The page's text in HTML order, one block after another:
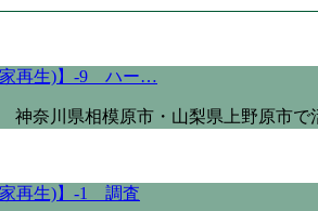
家再生)】-9 ハー…
神奈川県相模原市・山梨県上野原市
家再生)】-1 調査